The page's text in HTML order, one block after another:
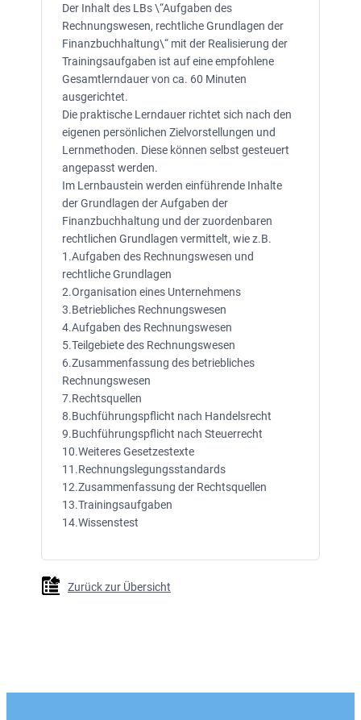
Der Inhalt des LBs \“Aufgaben des
Rechnungswesen, rechtliche Grundlagen der
Finanzbuchhaltung\“ mit der Realisierung der
Trainingsaufgaben ist auf eine empfohlene
Gesamtlerndauer von ca. 60 Minuten
ausgerichtet.
Die praktische Lerndauer richtet sich nach den
eigenen persönlichen Zielvorstellungen und
Lernmethoden. Diese können selbst gesteuert
angepasst werden.
Im Lernbaustein werden einführende Inhalte
der Grundlagen der Aufgaben der
Finanzbuchhaltung und der zuordenbaren
rechtlichen Grundlagen vermittelt, wie z.B.
1.Aufgaben des Rechnungswesen und
rechtliche Grundlagen
2.Organisation eines Unternehmens
3.Betriebliches Rechnungswesen
4.Aufgaben des Rechnungswesen
5.Teilgebiete des Rechnungswesen
6.Zusammenfassung des betriebliches
Rechnungswesen
7.Rechtsquellen
8.Buchführungspflicht nach Handelsrecht
9.Buchführungspflicht nach Steuerrecht
10.Weiteres Gesetzestexte
11.Rechnungslegungsstandards
12.Zusammenfassung der Rechtsquellen
13.Trainingsaufgaben
14.Wissenstest
Zurück zur Übersicht